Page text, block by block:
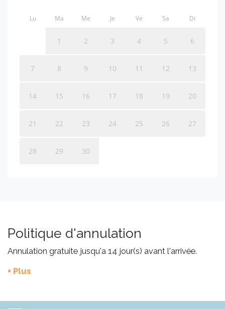
Lu Ma Me Je Ve Sa Di
1 2 3 4 5 6
7 8 9 10 11 12 13
14 15 16 17 18 19 20
21 22 23 24 25 26 27
28 29 30
Politique d'annulation
Annulation gratuite jusqu'a 14 jour(s) avant l'arrivée.
+ Plus